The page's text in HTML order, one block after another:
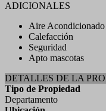
ADICIONALES
Aire
Calefacción
Seguridad
Apto mascotas
DETALLES DE LA
Tipo de Propiedad
Departamento